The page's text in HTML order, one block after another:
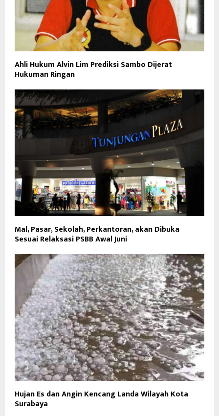
Ahli Hukum Alvin Lim Prediksi Sambo Dijerat
Hukuman Ringan
Mal, Pasar, Sekolah, Perkantoran, akan Dibuka
Sesuai Relaksasi PSBB Awal Juni
Hujan Es dan Angin Kencang Landa Wilayah Kota
Surabaya